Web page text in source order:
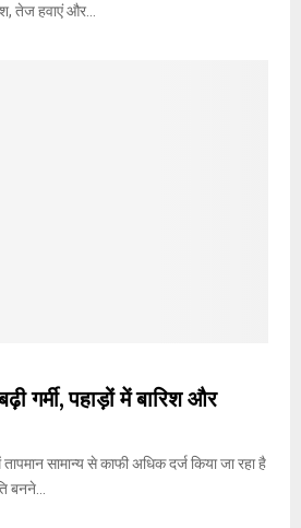
तेज हवाएं और...
गर्मी, पहाड़ों में बारिश और
सामान्य से काफी अधिक दर्ज किया जा रहा है
बनने...